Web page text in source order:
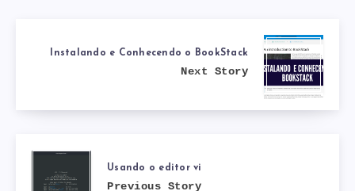
Instalando e Conhecendo o BookStack
Next Story
Usando o editor vi
Previous Story